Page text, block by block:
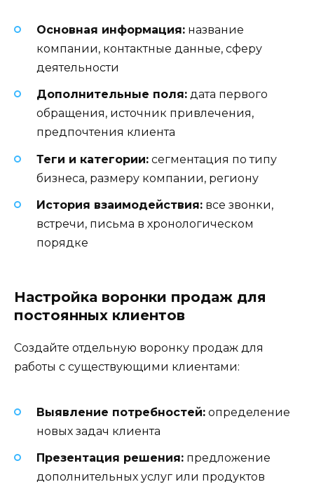
Основная информация: название
компании, контактные данные, сферу
деятельности
Дополнительные поля: дата первого
обращения, источник привлечения,
предпочтения клиента
Теги и категории: сегментация по типу
бизнеса, размеру компании, региону
История взаимодействия: все звонки,
встречи, письма в хронологическом
порядке
Настройка воронки продаж для
постоянных клиентов
Создайте отдельную воронку продаж для
работы с существующими клиентами:
Выявление потребностей: определение
новых задач клиента
Презентация решения: предложение
дополнительных услуг или продуктов